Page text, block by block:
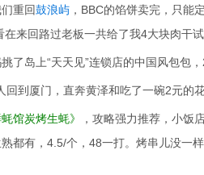
重回鼓浪屿 ，BBC的馅饼卖完，只能
在来回路过老板一共给了我4大块肉干
了岛上“天天见”连锁店的中国风包包，
回到厦门，直奔黄泽和吃了一碗2元的
馆炭烤生蚝》
，攻略强力推荐，小饭
都有，4.5/个，48一打。烤串儿没一